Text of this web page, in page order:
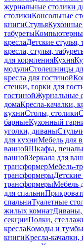
журнальные столики
столикиКонсольные
книгиСтульяКухонные
табуреты
креслаДетские стулья,
кресла, стулья,
для кормленияКухня
модулиСтолешницы
кресла для гостиной
стенки, горки для
гостинойЖурнальные
домаКресла-качалки,
кухниСтолы, столики
барныеКухонный
уголки, диваны
для кухниМебель для
ваннойШкафы, пеналы
ваннойЗеркала для
трансформерМебель-
трансформеры
трансформерыМебель
для спальни
спальниТуалетные
жилых комнатДиваны,
секцииПолки,
креслаКомоды и тумбы
книгиКресла-качалки,